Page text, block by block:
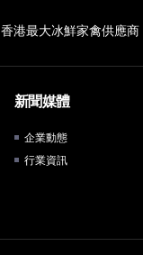
香港最大冰鮮家禽供應商
新聞媒體
企業動態
行業資訊